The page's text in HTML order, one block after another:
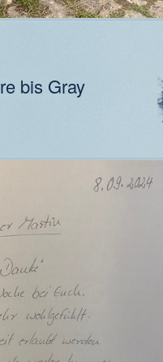
bis Gray